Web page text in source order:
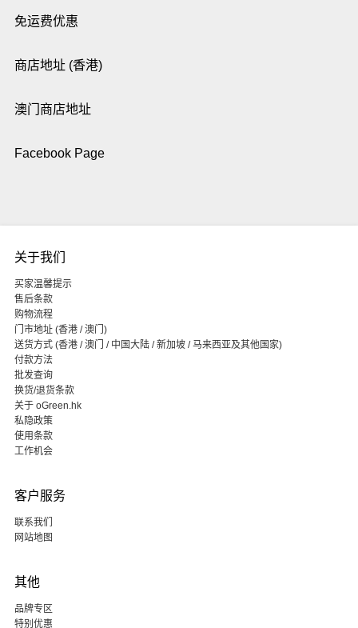
免运费优惠
商店地址 (香港)
澳门商店地址
Facebook Page
关于我们
买家温馨提示
售后条款
购物流程
门市地址 (香港 / 澳门)
送货方式 (香港 / 澳门 / 中国大陆 / 新加坡 / 马来西亚及其他国家)
付款方法
批发查询
换货/退货条款
关于 oGreen.hk
私隐政策
使用条款
工作机会
客户服务
联系我们
网站地图
其他
品牌专区
特别优惠